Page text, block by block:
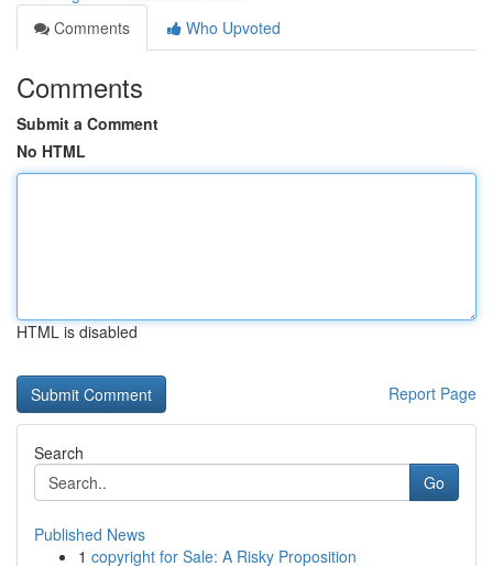
Comments
Who Upvoted
Comments
Submit a Comment
No HTML
HTML is disabled
Report Page
Search
Go
Published News
1 copyright for Sale: A Risky Proposition